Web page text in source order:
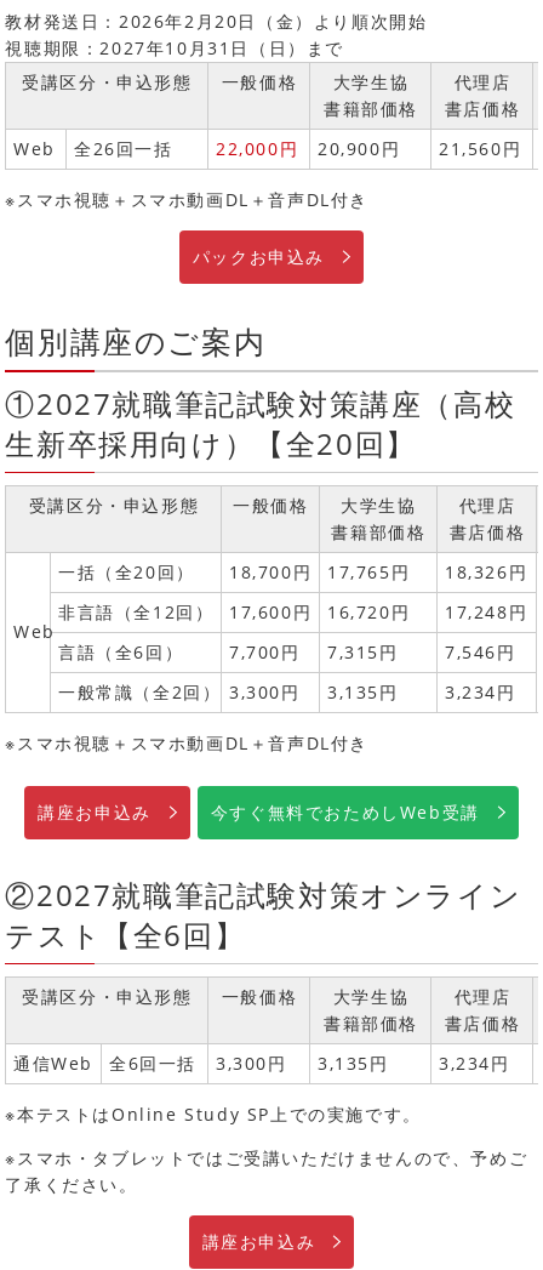
教材発送日：2026年2月20日（金）より順次開始
視聴期限：2027年10月31日（日）まで
受講区分・申込形態
一般価格
大学生協
書籍部価格
代理店
書店価格
Web
全26回一括 22,000円 20,900円 21,560円
※スマホ視聴＋スマホ動画DL＋音声DL付き
パックお申込み
個別講座のご案内
①2027就職筆記試験対策講座（高校
生新卒採用向け）【全20回】
受講区分・申込形態 一般価格
大学生協
書籍部価格
代理店
書店価格
Web
一括（全20回） 18,700円 17,765円
18,326円
非言語（全12回）
17,600円 16,720円
17,248円
言語（全6回）
7,700円 7,315円
7,546円
一般常識（全2回）
3,300円 3,135円 3,234円
※スマホ視聴＋スマホ動画DL＋音声DL付き
講座お申込み 今すぐ無料でおためしWeb受講
②2027就職筆記試験対策オンライン
テスト【全6回】
受講区分・申込形態 一般価格
大学生協
書籍部価格
代理店
書店価格
通信Web
全6回一括 3,300円 3,135円 3,234円
※本テストはOnline Study SP上での実施です。
※スマホ・タブレットではご受講いただけませんので、予めご
了承ください。
講座お申込み